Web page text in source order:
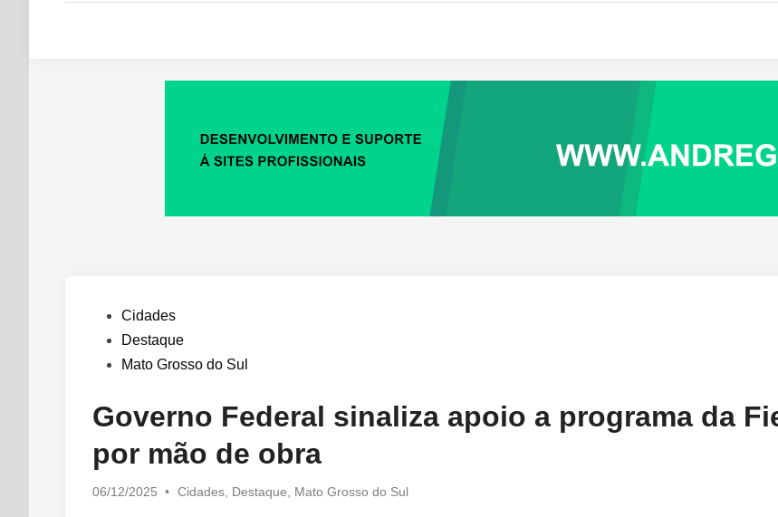
PostedCidades
Destaque
Mato Grosso do Sul
Governo Federal sinaliza apoio a programa da
por mão de obra
06/12/2025 • Posted
Cidades, Destaque Mato Grosso do Sul